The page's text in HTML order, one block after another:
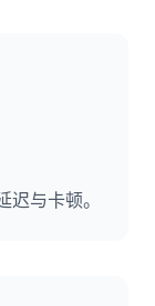
与卡顿。